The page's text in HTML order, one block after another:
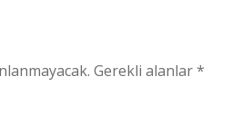
Gerekli alanlar*